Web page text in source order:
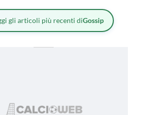
gli articoli più recenti diGossip